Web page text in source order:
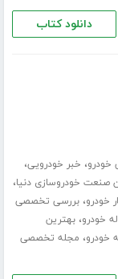
دانلود کتاب
خودرو، خبر خودرویی،
صنعت خودروسازی دنیا،
خودرو،بررسی تخصصی
خودرو،بهترین
خودرو، مجله تخصصی